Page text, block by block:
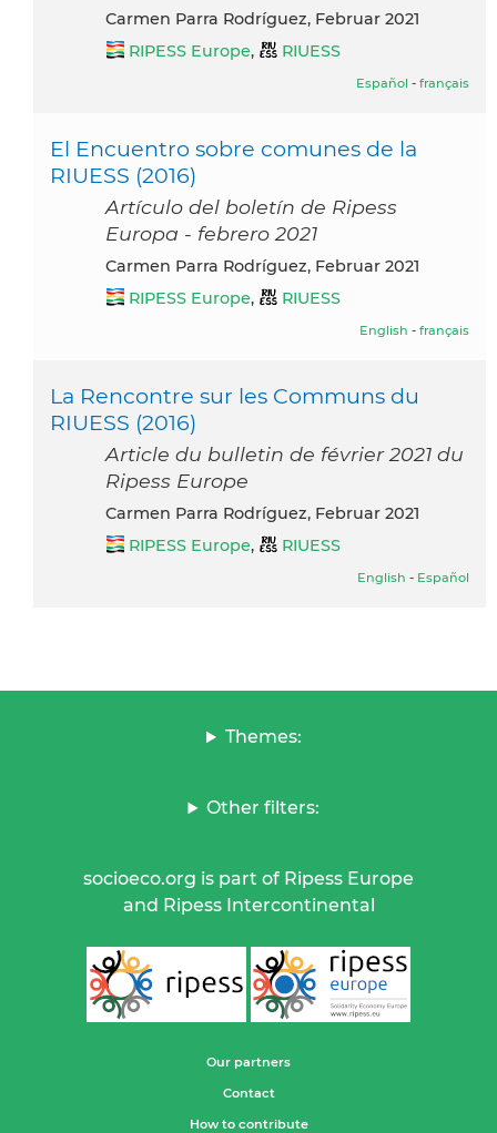
Carmen Parra Rodríguez, Februar 2021
RIPESS Europe, RIUESS
Español - français
El Encuentro sobre comunes de la
RIUESS (2016)
Artículo del boletín de Ripess
Europa - febrero 2021
Carmen Parra Rodríguez, Februar 2021
RIPESS Europe, RIUESS
English - français
La Rencontre sur les Communs du
RIUESS (2016)
Article du bulletin de février 2021 du
Ripess Europe
Carmen Parra Rodríguez, Februar 2021
RIPESS Europe, RIUESS
English - Español
Themes:
Other filters:
socioeco.org is part of Ripess Europe
and Ripess Intercontinental
Our partners
Contact
How to contribute